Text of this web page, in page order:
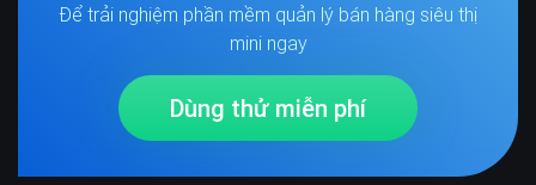
Để trải nghiệm phần mềm quản lý bán hàng siêu thị
mini ngay
Dùng thử miễn phí